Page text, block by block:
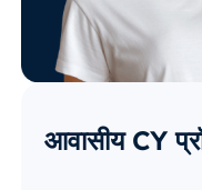
आवासीय CY